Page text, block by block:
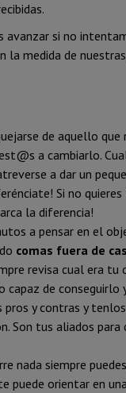
avanzar si no
la medida de
de aquello que
a cambiarlo.
a dar un
Si no
la diferencia!
a pensar en el
comas fuera de
revisa cual era tu
capaz de conseguirlo
pros y contras y
Son tus aliados para
nada siempre
puede orientar en